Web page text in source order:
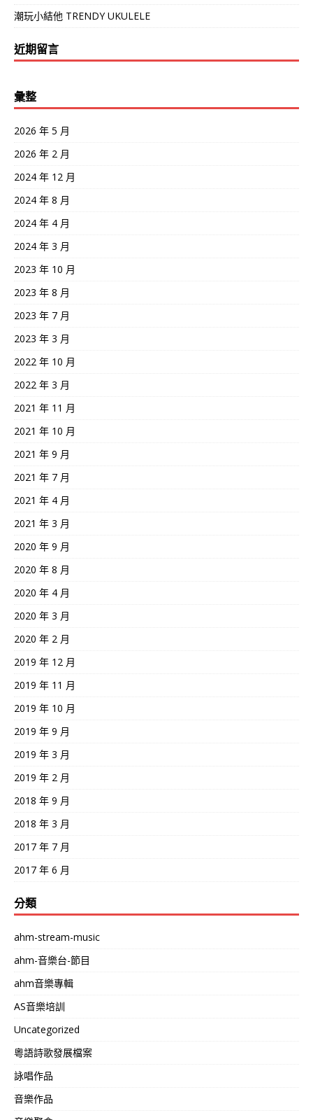
潮玩小結他 TRENDY UKULELE
近期留言
彙整
2026 年 5 月
2026 年 2 月
2024 年 12 月
2024 年 8 月
2024 年 4 月
2024 年 3 月
2023 年 10 月
2023 年 8 月
2023 年 7 月
2023 年 3 月
2022 年 10 月
2022 年 3 月
2021 年 11 月
2021 年 10 月
2021 年 9 月
2021 年 7 月
2021 年 4 月
2021 年 3 月
2020 年 9 月
2020 年 8 月
2020 年 4 月
2020 年 3 月
2020 年 2 月
2019 年 12 月
2019 年 11 月
2019 年 10 月
2019 年 9 月
2019 年 3 月
2019 年 2 月
2018 年 9 月
2018 年 3 月
2017 年 7 月
2017 年 6 月
分類
ahm-stream-music
ahm-音樂台-節目
ahm音樂專輯
AS音樂培訓
Uncategorized
粵語詩歌發展檔案
詠唱作品
音樂作品